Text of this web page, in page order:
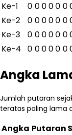
Ke-1 0 0000 0
Ke-2 0 0000 0
Ke-3 0 0000 0
Ke-4 0 0000 0
Angka
Jumlah putaran
teratas paling lama
Angka Putaran